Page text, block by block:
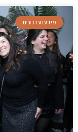
מידע ועדכונים